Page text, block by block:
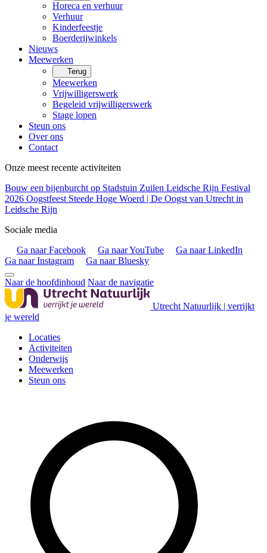
Horeca en verhuur
Verhuur
Kinderfeestje
Boerderijwinkels
Nieuws
Meewerken
Terug
Meewerken
Vrijwilligerswerk
Begeleid vrijwilligerswerk
Stage lopen
Steun ons
Over ons
Contact
Onze meest recente activiteiten
Bouw een bijenburcht op Stadstuin Zuilen Leidsche Rijn Festival
2026 Oogstfeest Steede Hoge Woerd | De Oogst van Utrecht in
Leidsche Rijn
Sociale media
Ga naar Facebook
Ga naar YouTube
Ga naar LinkedIn
Ga naar Instagram
Ga naar Bluesky
Naar de hoofdinhoud Naar de navigatie
Utrecht Natuurlijk | verrijkt
je wereld
Locaties
Activiteiten
Onderwijs
Meewerken
Steun ons